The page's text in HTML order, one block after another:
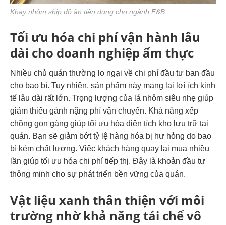
Khay nhôm ship đồ ăn tiện dụng cho ngành F&B
Tối ưu hóa chi phí vận hành lâu
dài cho doanh nghiệp ẩm thực
Nhiều chủ quán thường lo ngại về chi phí đầu tư ban đầu
cho bao bì. Tuy nhiên, sản phẩm này mang lại lợi ích kinh
tế lâu dài rất lớn. Trọng lượng của lá nhôm siêu nhẹ giúp
giảm thiểu gánh nặng phí vận chuyển. Khả năng xếp
chồng gọn gàng giúp tối ưu hóa diện tích kho lưu trữ tại
quán. Bạn sẽ giảm bớt tỷ lệ hàng hóa bị hư hỏng do bao
bì kém chất lượng. Việc khách hàng quay lại mua nhiều
lần giúp tối ưu hóa chi phí tiếp thị. Đây là khoản đầu tư
thông minh cho sự phát triển bền vững của quán.
Vật liệu xanh thân thiện với môi
trường nhờ khả năng tái chế vô